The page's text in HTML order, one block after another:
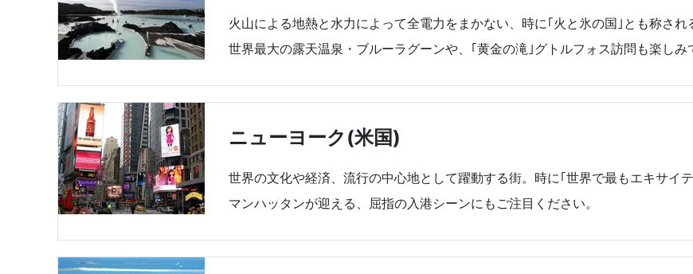
火山による地熱と水力によって全電力をまかない、時に｢火と氷の国｣とも称さ
世界最大の露天温泉・ブルーラグーンや、｢黄金の滝｣グトルフォス訪問も楽しみ
ニューヨーク(米国)
世界の文化や経済、流行の中心地として躍動する街。時に｢世界で最もエキサイ
マンハッタンが迎える、屈指の入港シーンにもご注目ください。